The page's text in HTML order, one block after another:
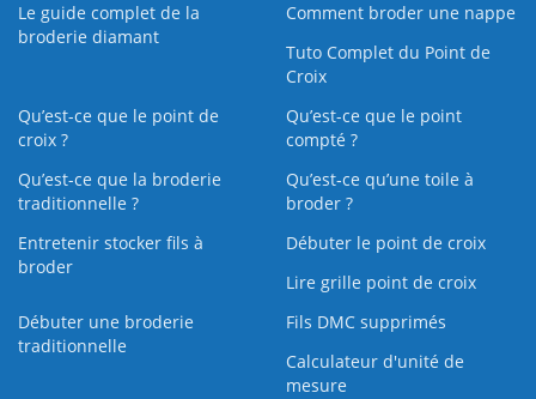
Le guide complet de la
broderie diamant
Comment broder une nappe
Tuto Complet du Point de
Croix
Qu’est-ce que le point de
croix ?
Qu’est-ce que le point
compté ?
Qu’est-ce que la broderie
traditionnelle ?
Qu’est‑ce qu’une toile à
broder ?
Entretenir stocker fils à
broder
Débuter le point de croix
Lire grille point de croix
Débuter une broderie
traditionnelle
Fils DMC supprimés
Calculateur d'unité de
mesure